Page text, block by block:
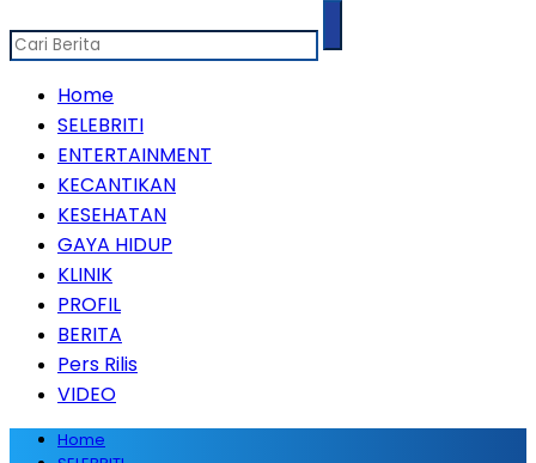
Home
SELEBRITI
ENTERTAINMENT
KECANTIKAN
KESEHATAN
GAYA HIDUP
KLINIK
PROFIL
BERITA
Pers Rilis
VIDEO
Home